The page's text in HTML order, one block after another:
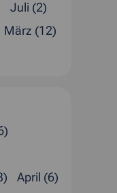
Juli (2)
März (12)
April (6)